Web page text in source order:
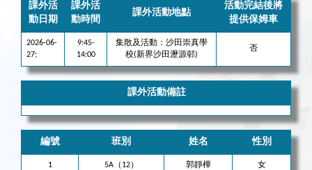
課外活
動日期
課外活
動時間
課外活動地點
活動完結後將
提供保姆車
2026-06-
27;
9:45-
14:00
集散及活動：沙田崇真學
校(新界沙田瀝源邨)
否
課外活動備註
編號 班別 姓名 性別
1 5A（12） 郭靜樺 女